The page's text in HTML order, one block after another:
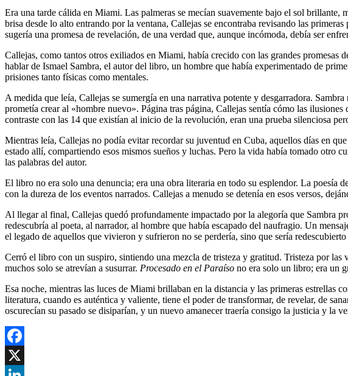
Era una tarde cálida en Miami. Las palmeras se mecían suavemente bajo el sol
brisa desde lo alto entrando por la ventana, Callejas se encontraba revisando las
sugería una promesa de revelación, de una verdad que, aunque incómoda, debía ser
Callejas, como tantos otros exiliados en Miami, había crecido con las grandes
hablar de Ismael Sambra, el autor del libro, un hombre que había experimentado de
prisiones tanto físicas como mentales.
A medida que leía, Callejas se sumergía en una narrativa potente y desgarradora.
prometía crear al «hombre nuevo». Página tras página, Callejas sentía cómo las
contraste con las 14 que existían al inicio de la revolución, eran una prueba silenciosa
Mientras leía, Callejas no podía evitar recordar su juventud en Cuba, aquellos días en
estado allí, compartiendo esos mismos sueños y luchas. Pero la vida había tomado otro
las palabras del autor.
El libro no era solo una denuncia; era una obra literaria en todo su esplendor. La poesía
con la dureza de los eventos narrados. Callejas a menudo se detenía en esos versos,
Al llegar al final, Callejas quedó profundamente impactado por la alegoría que Sambra
redescubría al poeta, al narrador, al hombre que había escapado del naufragio. Un
el legado de aquellos que vivieron y sufrieron no se perdería, sino que sería
Cerró el libro con un suspiro, sintiendo una mezcla de tristeza y gratitud. Tristeza por
muchos solo se atrevían a susurrar. Procesado en el Paraíso no era solo un libro; era un
Esa noche, mientras las luces de Miami brillaban en la distancia y las primeras estrellas
literatura, cuando es auténtica y valiente, tiene el poder de transformar, de revelar, de
oscurecían su pasado se disiparían, y un nuevo amanecer traería consigo la justicia y la
Facebook